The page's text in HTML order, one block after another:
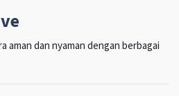
aman dan nyaman dengan berbagai